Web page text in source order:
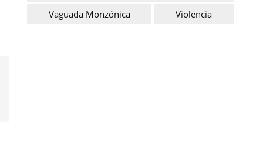
Vaguada Monzónica
Violencia